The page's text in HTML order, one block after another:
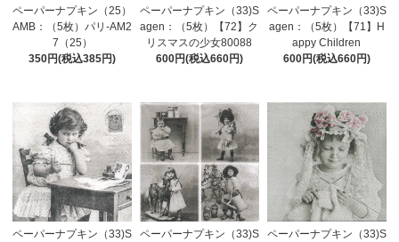
ペーパーナプキン（25）
AMB：（5枚）パリ-AM2
7（25）
350円(税込385円)
ペーパーナプキン（33)S
agen：（5枚）【72】ク
リスマスの少女80088
600円(税込660円)
ペーパーナプキン（33)S
agen：（5枚）【71】H
appy Children
600円(税込660円)
ペーパーナプキン（33)S
ペーパーナプキン（33)S
ペーパーナプキン（33)S